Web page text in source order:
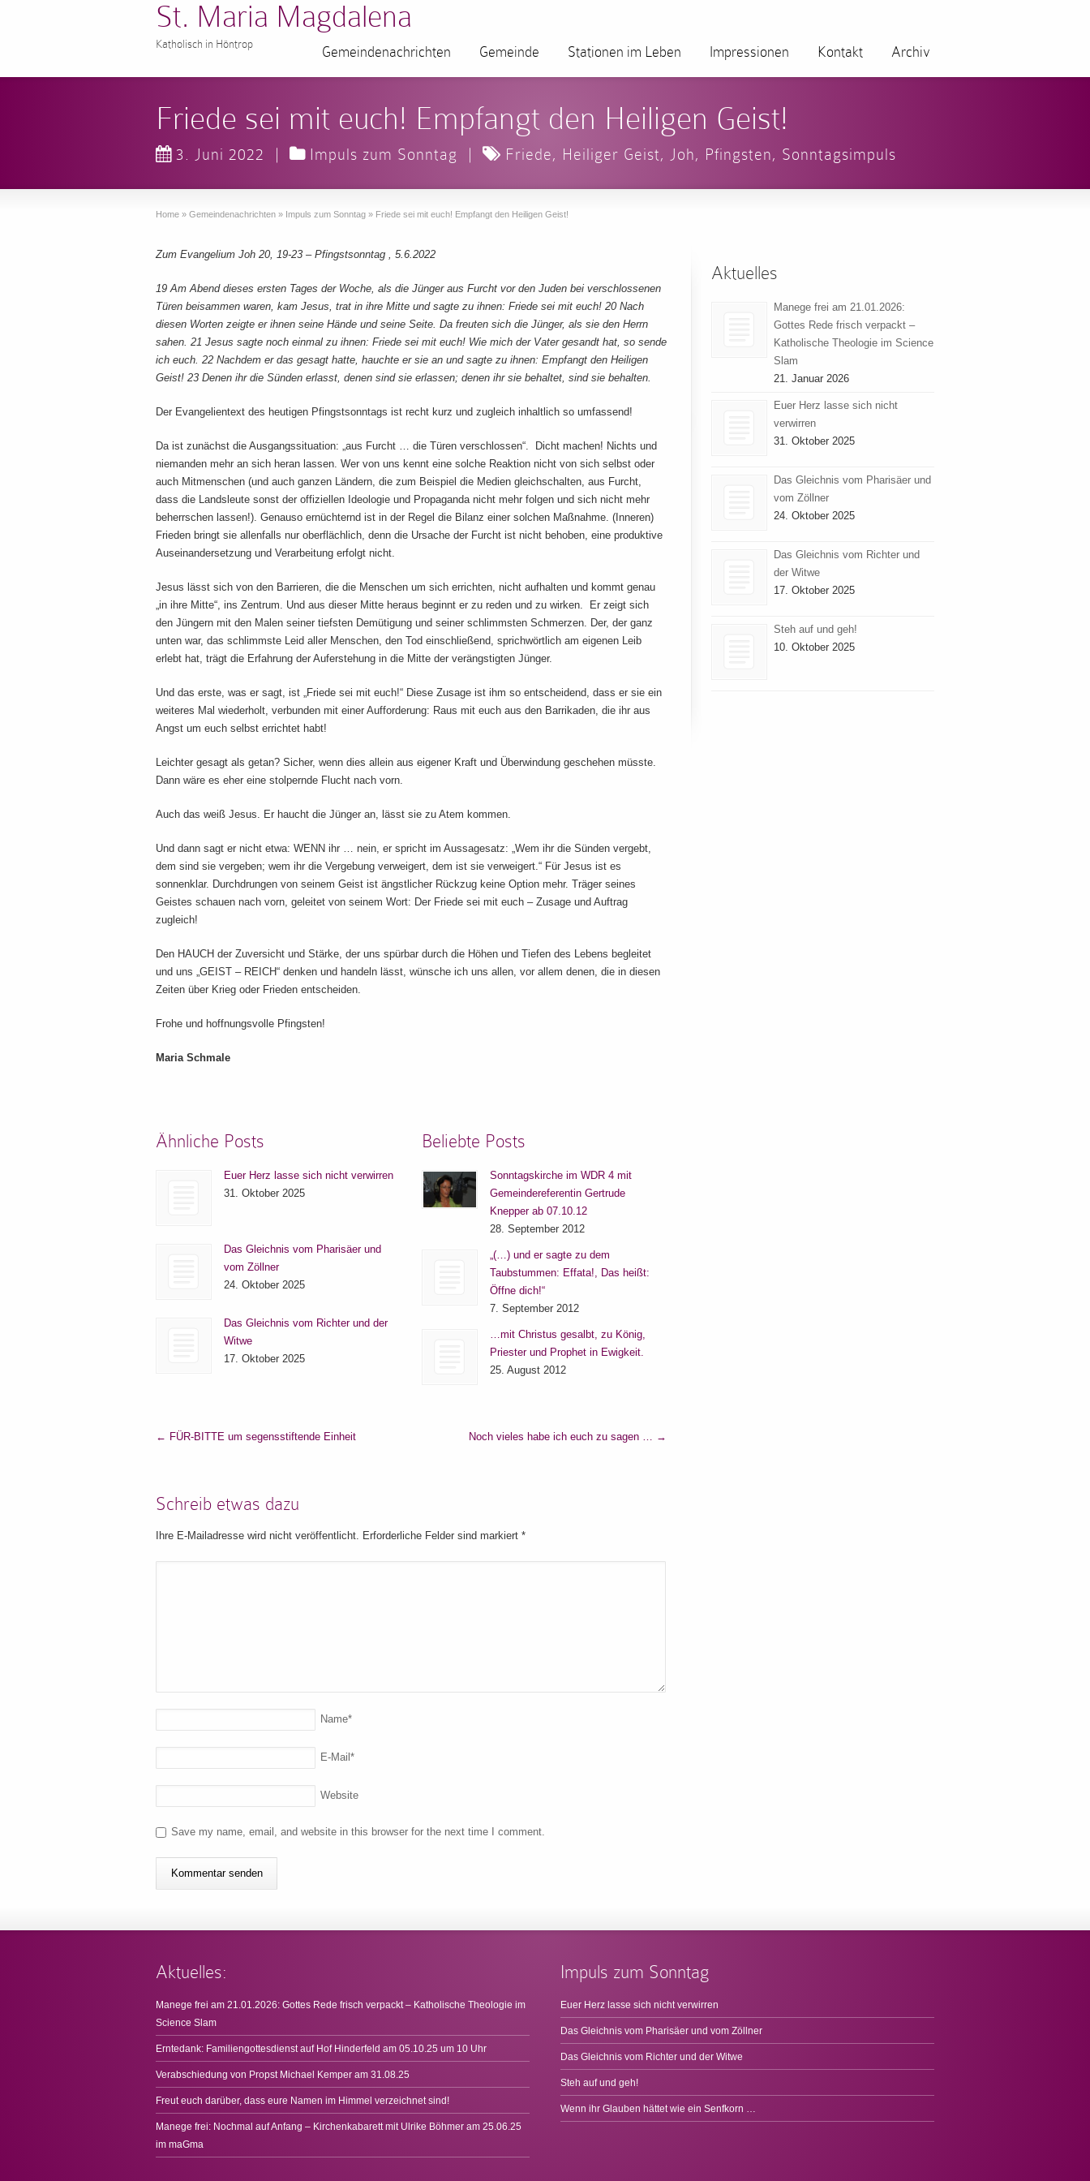
St. Maria Magdalena
Katholisch in Höntrop Gemeindenachrichten Gemeinde Stationen im Leben Impressionen Kontakt Archiv
Friede sei mit euch! Empfangt den Heiligen Geist!
3. Juni 2022 | Impuls zum Sonntag | Friede, Heiliger Geist, Joh, Pfingsten, Sonntagsimpuls
Home » Gemeindenachrichten » Impuls zum Sonntag » Friede sei mit euch! Empfangt den Heiligen Geist!
Zum Evangelium Joh 20, 19-23 – Pfingstsonntag , 5.6.2022
19 Am Abend dieses ersten Tages der Woche, als die Jünger aus Furcht vor den Juden bei verschlossenen
Türen beisammen waren, kam Jesus, trat in ihre Mitte und sagte zu ihnen: Friede sei mit euch! 20 Nach
diesen Worten zeigte er ihnen seine Hände und seine Seite. Da freuten sich die Jünger, als sie den Herrn
sahen. 21 Jesus sagte noch einmal zu ihnen: Friede sei mit euch! Wie mich der Vater gesandt hat, so sende
ich euch. 22 Nachdem er das gesagt hatte, hauchte er sie an und sagte zu ihnen: Empfangt den Heiligen
Geist! 23 Denen ihr die Sünden erlasst, denen sind sie erlassen; denen ihr sie behaltet, sind sie behalten.
Der Evangelientext des heutigen Pfingstsonntags ist recht kurz und zugleich inhaltlich so umfassend!
Da ist zunächst die Ausgangssituation: „aus Furcht … die Türen verschlossen“. Dicht machen! Nichts und
niemanden mehr an sich heran lassen. Wer von uns kennt eine solche Reaktion nicht von sich selbst oder
auch Mitmenschen (und auch ganzen Ländern, die zum Beispiel die Medien gleichschalten, aus Furcht,
dass die Landsleute sonst der offiziellen Ideologie und Propaganda nicht mehr folgen und sich nicht mehr
beherrschen lassen!). Genauso ernüchternd ist in der Regel die Bilanz einer solchen Maßnahme. (Inneren)
Frieden bringt sie allenfalls nur oberflächlich, denn die Ursache der Furcht ist nicht behoben, eine produktive
Auseinandersetzung und Verarbeitung erfolgt nicht.
Jesus lässt sich von den Barrieren, die die Menschen um sich errichten, nicht aufhalten und kommt genau
„in ihre Mitte“, ins Zentrum. Und aus dieser Mitte heraus beginnt er zu reden und zu wirken. Er zeigt sich
den Jüngern mit den Malen seiner tiefsten Demütigung und seiner schlimmsten Schmerzen. Der, der ganz
unten war, das schlimmste Leid aller Menschen, den Tod einschließend, sprichwörtlich am eigenen Leib
erlebt hat, trägt die Erfahrung der Auferstehung in die Mitte der verängstigten Jünger.
Und das erste, was er sagt, ist „Friede sei mit euch!“ Diese Zusage ist ihm so entscheidend, dass er sie ein
weiteres Mal wiederholt, verbunden mit einer Aufforderung: Raus mit euch aus den Barrikaden, die ihr aus
Angst um euch selbst errichtet habt!
Leichter gesagt als getan? Sicher, wenn dies allein aus eigener Kraft und Überwindung geschehen müsste.
Dann wäre es eher eine stolpernde Flucht nach vorn.
Auch das weiß Jesus. Er haucht die Jünger an, lässt sie zu Atem kommen.
Und dann sagt er nicht etwa: WENN ihr … nein, er spricht im Aussagesatz: „Wem ihr die Sünden vergebt,
dem sind sie vergeben; wem ihr die Vergebung verweigert, dem ist sie verweigert.“ Für Jesus ist es
sonnenklar. Durchdrungen von seinem Geist ist ängstlicher Rückzug keine Option mehr. Träger seines
Geistes schauen nach vorn, geleitet von seinem Wort: Der Friede sei mit euch – Zusage und Auftrag
zugleich!
Den HAUCH der Zuversicht und Stärke, der uns spürbar durch die Höhen und Tiefen des Lebens begleitet
und uns „GEIST – REICH“ denken und handeln lässt, wünsche ich uns allen, vor allem denen, die in diesen
Zeiten über Krieg oder Frieden entscheiden.
Frohe und hoffnungsvolle Pfingsten!
Maria Schmale
Ähnliche Posts
Euer Herz lasse sich nicht verwirren
31. Oktober 2025
Das Gleichnis vom Pharisäer und
vom Zöllner
24. Oktober 2025
Das Gleichnis vom Richter und der
Witwe
17. Oktober 2025
Beliebte Posts
Sonntagskirche im WDR 4 mit
Gemeindereferentin Gertrude
Knepper ab 07.10.12
28. September 2012
„(…) und er sagte zu dem
Taubstummen: Effata!, Das heißt:
Öffne dich!“
7. September 2012
…mit Christus gesalbt, zu König,
Priester und Prophet in Ewigkeit.
25. August 2012
← FÜR-BITTE um segensstiftende Einheit Noch vieles habe ich euch zu sagen … →
Schreib etwas dazu
Ihre E-Mailadresse wird nicht veröffentlicht. Erforderliche Felder sind markiert *
Name*
E-Mail*
Website
Save my name, email, and website in this browser for the next time I comment.
Aktuelles
Manege frei am 21.01.2026:
Gottes Rede frisch verpackt –
Katholische Theologie im Science
Slam
21. Januar 2026
Euer Herz lasse sich nicht
verwirren
31. Oktober 2025
Das Gleichnis vom Pharisäer und
vom Zöllner
24. Oktober 2025
Das Gleichnis vom Richter und
der Witwe
17. Oktober 2025
Steh auf und geh!
10. Oktober 2025
Aktuelles:
Manege frei am 21.01.2026: Gottes Rede frisch verpackt – Katholische Theologie im
Science Slam
Erntedank: Familiengottesdienst auf Hof Hinderfeld am 05.10.25 um 10 Uhr
Verabschiedung von Propst Michael Kemper am 31.08.25
Freut euch darüber, dass eure Namen im Himmel verzeichnet sind!
Manege frei: Nochmal auf Anfang – Kirchenkabarett mit Ulrike Böhmer am 25.06.25
im maGma
Impuls zum Sonntag
Euer Herz lasse sich nicht verwirren
Das Gleichnis vom Pharisäer und vom Zöllner
Das Gleichnis vom Richter und der Witwe
Steh auf und geh!
Wenn ihr Glauben hättet wie ein Senfkorn …